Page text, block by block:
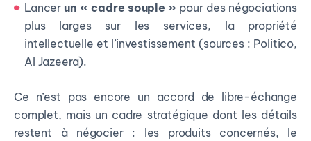
Lancer un « cadre souple » pour des négociations
plus larges sur les services, la propriété
intellectuelle et l’investissement (sources : Politico,
Al Jazeera).
Ce n’est pas encore un accord de libre-échange
complet, mais un cadre stratégique dont les détails
restent à négocier : les produits concernés, le